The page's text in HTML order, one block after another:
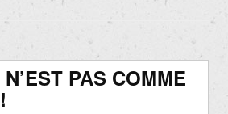
PAS COMME